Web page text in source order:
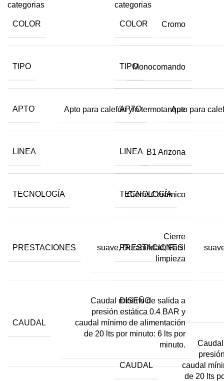
categorias
COLOR Cromo
TIPO Monocomando
APTO Apto para calefón y/o termotanque
LINEA B1 Arizona
TECNOLOGÍA Cierre Cerámico
PRESTACIONES
Cierre
suave, Durabilidad, Fácil
limpieza
CAUDAL
Caudal mínimo de salida a
presión estática 0.4 BAR y
caudal mínimo de alimentación
de 20 lts por minuto: 6 lts por
minuto.
categorias
COLOR
TIPO
APTO Apto para
LINEA
TECNOLOGÍA
PRESTACIONES
DISEÑO
CAUDAL
caudal
de 20 lts